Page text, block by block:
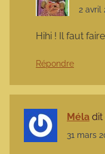
2 avril
Hihi ! Il faut
Répondre
Méla dit
31 mars